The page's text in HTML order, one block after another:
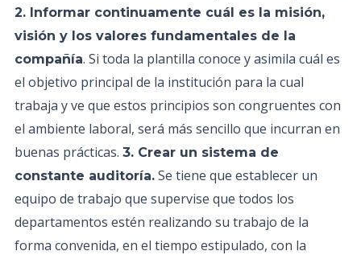
2. Informar continuamente cuál es la misión,
visión y los valores fundamentales de la
compañía. Si toda la plantilla conoce y asimila cuál es
el objetivo principal de la institución para la cual
trabaja y ve que estos principios son congruentes con
el ambiente laboral, será más sencillo que incurran en
buenas prácticas. 3. Crear un sistema de
constante auditoría. Se tiene que establecer un
equipo de trabajo que supervise que todos los
departamentos estén realizando su trabajo de la
forma convenida, en el tiempo estipulado, con la